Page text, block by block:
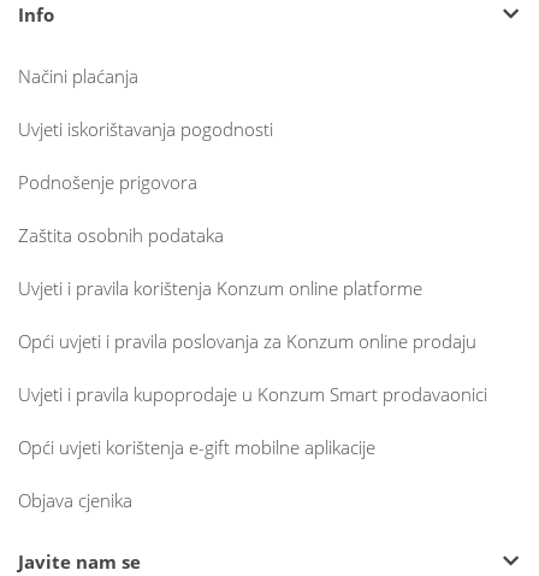
Info
Načini plaćanja
Uvjeti iskorištavanja pogodnosti
Podnošenje prigovora
Zaštita osobnih podataka
Uvjeti i pravila korištenja Konzum online platforme
Opći uvjeti i pravila poslovanja za Konzum online prodaju
Uvjeti i pravila kupoprodaje u Konzum Smart prodavaonici
Opći uvjeti korištenja e-gift mobilne aplikacije
Objava cjenika
Javite nam se